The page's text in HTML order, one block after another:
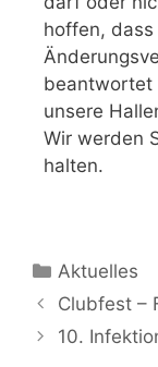
hoffen,
beantwortet
unsere
Wir werden
halten.
Aktuelles
Clubfest –
10.